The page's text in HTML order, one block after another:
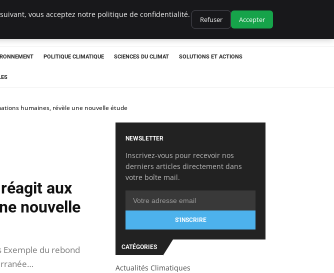
POLITIQUE CLIMATIQUE SCIENCES DU CLIMAT SOLUTIONS ET ACTIONS
humaines, révèle une nouvelle étude
aux
nouvelle
Exemple du rebond
NEWSLETTER
Inscrivez-vous pour recevoir nos
derniers articles directement dans
votre boîte mail.
S'INSCRIRE
CATÉGORIES
Actualités Climatiques
vous acceptez notre politique de confidentialité.
Refuser Accepter